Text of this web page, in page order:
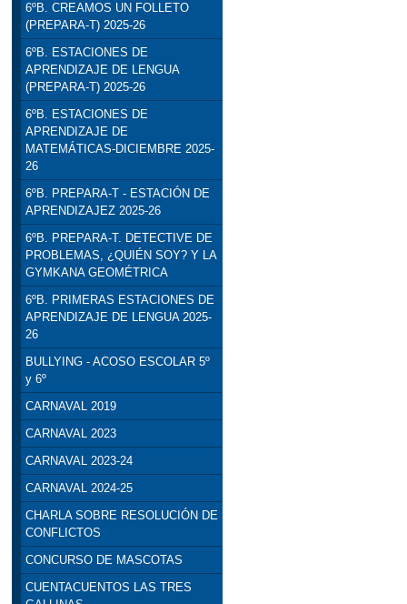
6ºB. CREAMOS UN FOLLETO
(PREPARA-T) 2025-26
6ºB. ESTACIONES DE
APRENDIZAJE DE LENGUA
(PREPARA-T) 2025-26
6ºB. ESTACIONES DE
APRENDIZAJE DE
MATEMÁTICAS-DICIEMBRE 2025-
26
6ºB. PREPARA-T - ESTACIÓN DE
APRENDIZAJEZ 2025-26
6ºB. PREPARA-T. DETECTIVE DE
PROBLEMAS, ¿QUIÉN SOY? Y LA
GYMKANA GEOMÉTRICA
6ºB. PRIMERAS ESTACIONES DE
APRENDIZAJE DE LENGUA 2025-
26
BULLYING - ACOSO ESCOLAR 5º
y 6º
CARNAVAL 2019
CARNAVAL 2023
CARNAVAL 2023-24
CARNAVAL 2024-25
CHARLA SOBRE RESOLUCIÓN DE
CONFLICTOS
CONCURSO DE MASCOTAS
CUENTACUENTOS LAS TRES